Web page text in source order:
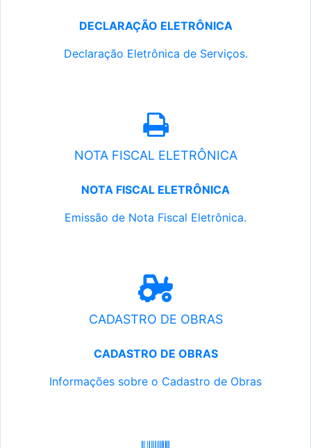
DECLARAÇÃO ELETRÔNICA
Declaração Eletrônica de Serviços.
NOTA FISCAL ELETRÔNICA
NOTA FISCAL ELETRÔNICA
Emissão de Nota Fiscal Eletrônica.
CADASTRO DE OBRAS
CADASTRO DE OBRAS
Informações sobre o Cadastro de Obras